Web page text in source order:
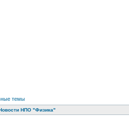
темы
НПО "Физика"